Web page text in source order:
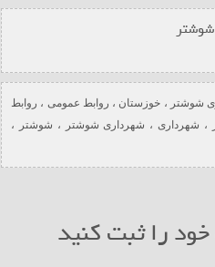
شوشتر ، خوزستان ، روابط عمومی ، روابط
، شهرداری، شهرداری شوشتر ، شوشتر
،
را ثبت کنید